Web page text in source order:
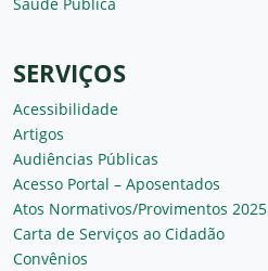
SERVIÇOS
Acessibilidade
Artigos
Audiências Públicas
Acesso Portal – Aposentados
Atos Normativos/Provimentos 2025
Carta de Serviços ao Cidadão
Convênios